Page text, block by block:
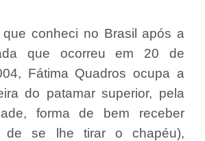
conheci no Brasil após a
que ocorreu em 20 de
Fátima Quadros ocupa a
do patamar superior, pela
forma de bem receber
de se lhe tirar o chapéu),